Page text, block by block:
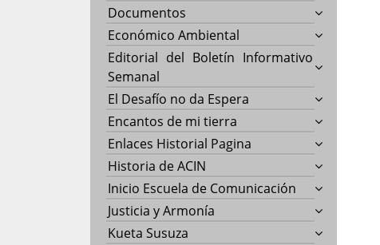
Documentos
Económico Ambiental
Editorial del Boletín Informativo
Semanal
El Desafío no da Espera
Encantos de mi tierra
Enlaces Historial Pagina
Historia de ACIN
Inicio Escuela de Comunicación
Justicia y Armonía
Kueta Susuza